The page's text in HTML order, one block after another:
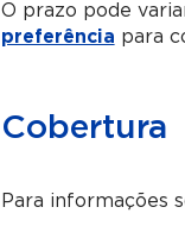
O prazo pode
preferência para
Cobertura
Para informações